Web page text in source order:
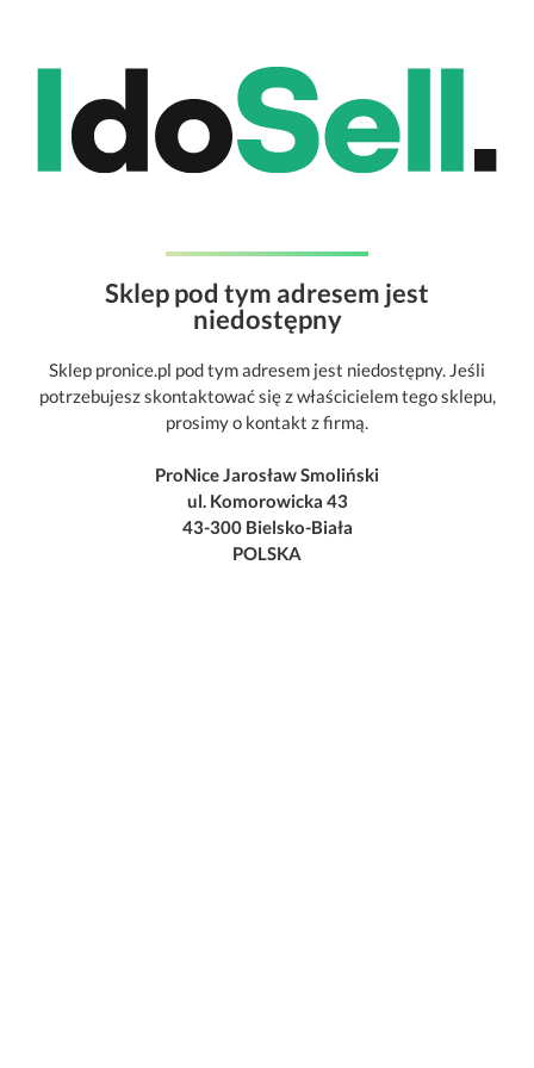
Sklep pod tym adresem jest
niedostępny
Sklep pronice.pl pod tym adresem jest niedostępny. Jeśli
potrzebujesz skontaktować się z właścicielem tego sklepu,
prosimy o kontakt z firmą.
ProNice Jarosław Smoliński
ul. Komorowicka 43
43-300 Bielsko-Biała
POLSKA